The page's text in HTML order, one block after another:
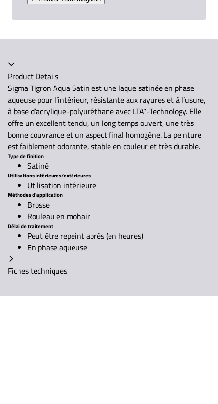
Accordéon fermé
Product Details
Sigma Tigron Aqua Satin est une laque satinée en phase
aqueuse pour l’intérieur, résistante aux rayures et à l’usure,
à base d’acrylique-polyuréthane avec LTA⁺-Technology. Elle
offre un excellent tendu, un long temps ouvert, une très
bonne couvrance et un aspect final homogène. La peinture
est faiblement odorante, stable en couleur et très durable.
Type de finition
Satiné
Utilisations intérieures/extérieures
Utilisation intérieure
Méthodes d'application
Brosse
Rouleau en mohair
Délai de traitement
Peut être repeint après (en heures)
En phase aqueuse
Fiches techniques